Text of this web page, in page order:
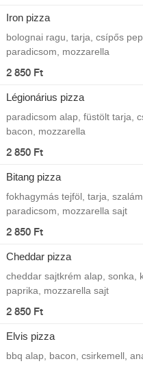
Iron pizza
bolognai ragu, tarja, csípős
paradicsom, mozzarella
2 850 Ft
Légionárius pizza
paradicsom alap, füstölt tarja,
bacon, mozzarella
2 850 Ft
Bitang pizza
fokhagymás tejföl, tarja,
paradicsom, mozzarella sajt
2 850 Ft
Cheddar pizza
cheddar sajtkrém alap, sonka,
paprika, mozzarella sajt
2 850 Ft
Elvis pizza
bbq alap, bacon, csirkemell,